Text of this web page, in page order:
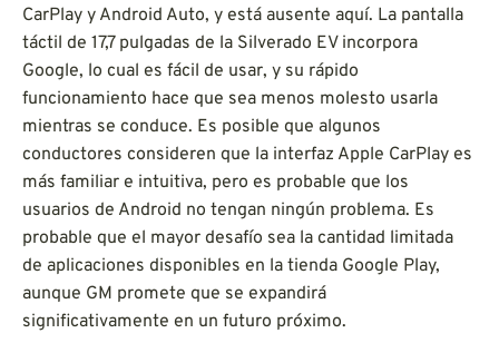
CarPlay y Android Auto, y está ausente aquí. La pantalla
táctil de 17,7 pulgadas de la Silverado EV incorpora
Google, lo cual es fácil de usar, y su rápido
funcionamiento hace que sea menos molesto usarla
mientras se conduce. Es posible que algunos
conductores consideren que la interfaz Apple CarPlay es
más familiar e intuitiva, pero es probable que los
usuarios de Android no tengan ningún problema. Es
probable que el mayor desafío sea la cantidad limitada
de aplicaciones disponibles en la tienda Google Play,
aunque GM promete que se expandirá
significativamente en un futuro próximo.